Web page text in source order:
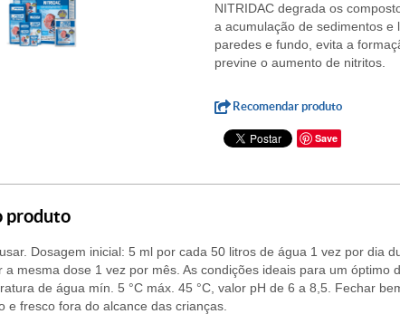
NITRIDAC degrada os
a acumulação de sedimentos e
paredes e fundo, evita a
previne o aumento de nitritos.
Recomendar produto
Save
produto
Dosagem inicial: 5 ml por cada 50 litros de água 1 vez por dia
a mesma dose 1 vez por mês. As condições ideais para um óptimo
de água mín. 5 °C máx. 45 °C, valor pH de 6 a 8,5. Fechar
e fresco fora do alcance das crianças.